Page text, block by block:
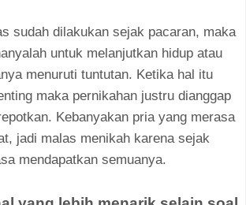
sudah dilakukan sejak pacaran, maka
untuk melanjutkan hidup atau
menuruti tuntutan. Ketika hal itu
maka pernikahan justru dianggap
Kebanyakan pria yang merasa
jadi malas menikah karena sejak
mendapatkan semuanya.